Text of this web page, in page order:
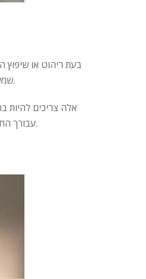
בעת ריהוט או שיפוץ
.
אלה צריכים להיות
עבורךמלוקט. וההקדמה שלהלן נותנת לך מידע שימושי כיצד להתקין דלת פנים.